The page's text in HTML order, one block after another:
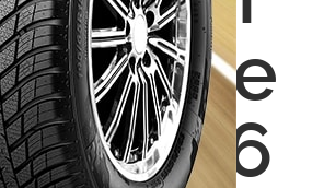
de
ST-406